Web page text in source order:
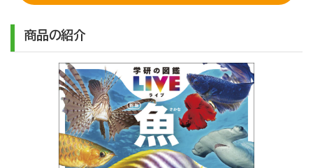
商品の紹介